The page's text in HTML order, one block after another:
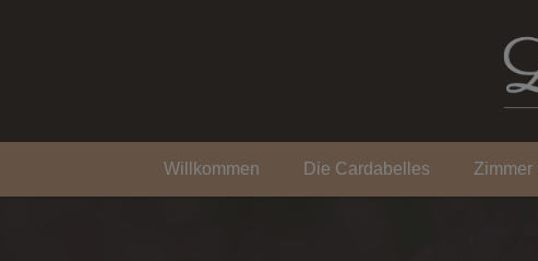
Willkommen Die Cardabelles Zimmer